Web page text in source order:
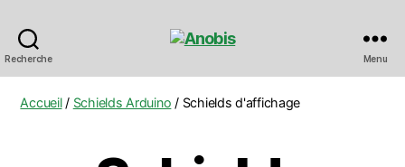
Recherche Menu
Accueil/ Schields Arduino / Schields d'affichage